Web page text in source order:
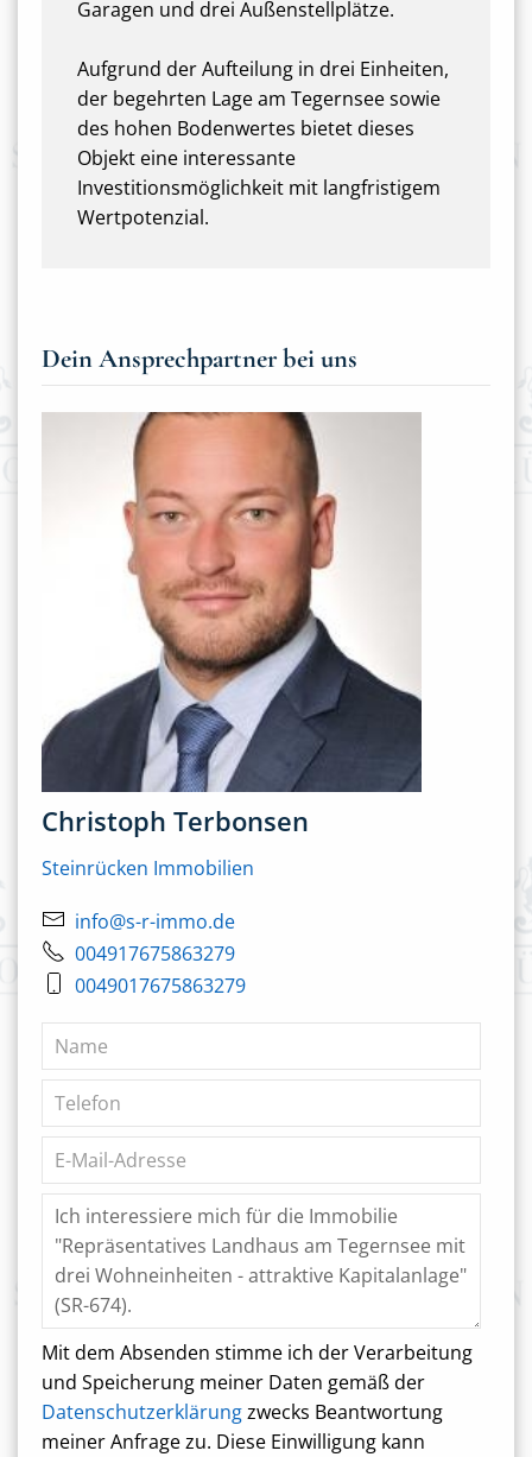
Garagen und drei Außenstellplätze.
Aufgrund der Aufteilung in drei Einheiten,
der begehrten Lage am Tegernsee sowie
des hohen Bodenwertes bietet dieses
Objekt eine interessante
Investitionsmöglichkeit mit langfristigem
Wertpotenzial.
Dein Ansprechpartner bei uns
Christoph Terbonsen
Steinrücken Immobilien
info@s-r-immo.de
004917675863279
0049017675863279
Mit dem Absenden stimme ich der Verarbeitung
und Speicherung meiner Daten gemäß der
Datenschutzerklärungzwecks Beantwortung
meiner Anfrage zu. Diese Einwilligung kann